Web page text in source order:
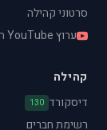
סרטוני קהילה
ערוץ YouTube הרשמי
קהילה
דיסקורד 130
רשימת חברים